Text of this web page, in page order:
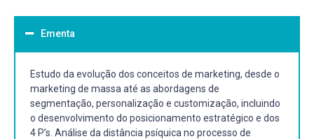
Ementa
Estudo da evolução dos conceitos de marketing, desde o
marketing de massa até as abordagens de
segmentação, personalização e customização, incluindo
o desenvolvimento do posicionamento estratégico e dos
4 P’s. Análise da distância psíquica no processo de